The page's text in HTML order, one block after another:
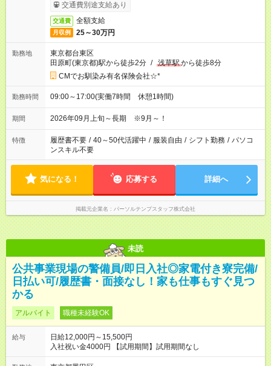
交通費別途支給あり
交通費 全額支給
月収例 25～30万円
勤務地
東京都台東区
田原町(東京都)駅から徒歩2分 / 浅草駅から徒歩8分
CMでお馴染み有名保険会社☆*
勤務時間 09:00～17:00(実働7時間 休憩1時間)
期間 2026年09月上旬～長期 ※9月～！
特徴 履歴書不要 / 40～50代活躍中 / 服装自由 / シフト勤務 / パソコ
ンスキル不要
気になる！ 応募する 詳細へ
掲載元企業名 パーソルテンプスタッフ株式会社
未読
公共事業現場の警備員/即日入社◎家電付き寮完備/
日払い可/履歴書・面接なし！家も仕事もすぐ見つ
かる
アルバイト 職種未経験OK
給与
日給12,000円～15,500円
入社祝い金4000円 【試用期間】試用期間なし